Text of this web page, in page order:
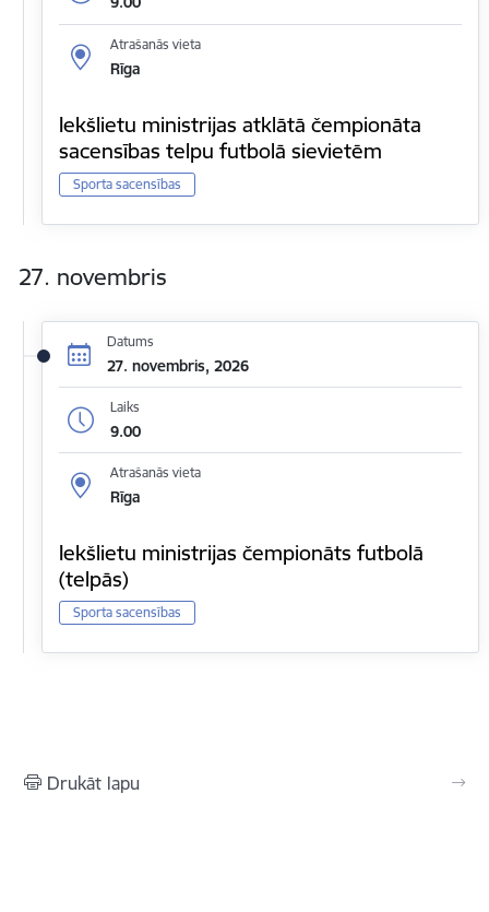
Atrašanās vieta
Rīga
Iekšlietu ministrijas atklātā čempionāta
sacensības telpu futbolā sievietēm
Sporta sacensības
27. novembris
Datums
27. novembris, 2026
Laiks
9.00
Atrašanās vieta
Rīga
Iekšlietu ministrijas čempionāts futbolā
(telpās)
Sporta sacensības
Drukāt lapu